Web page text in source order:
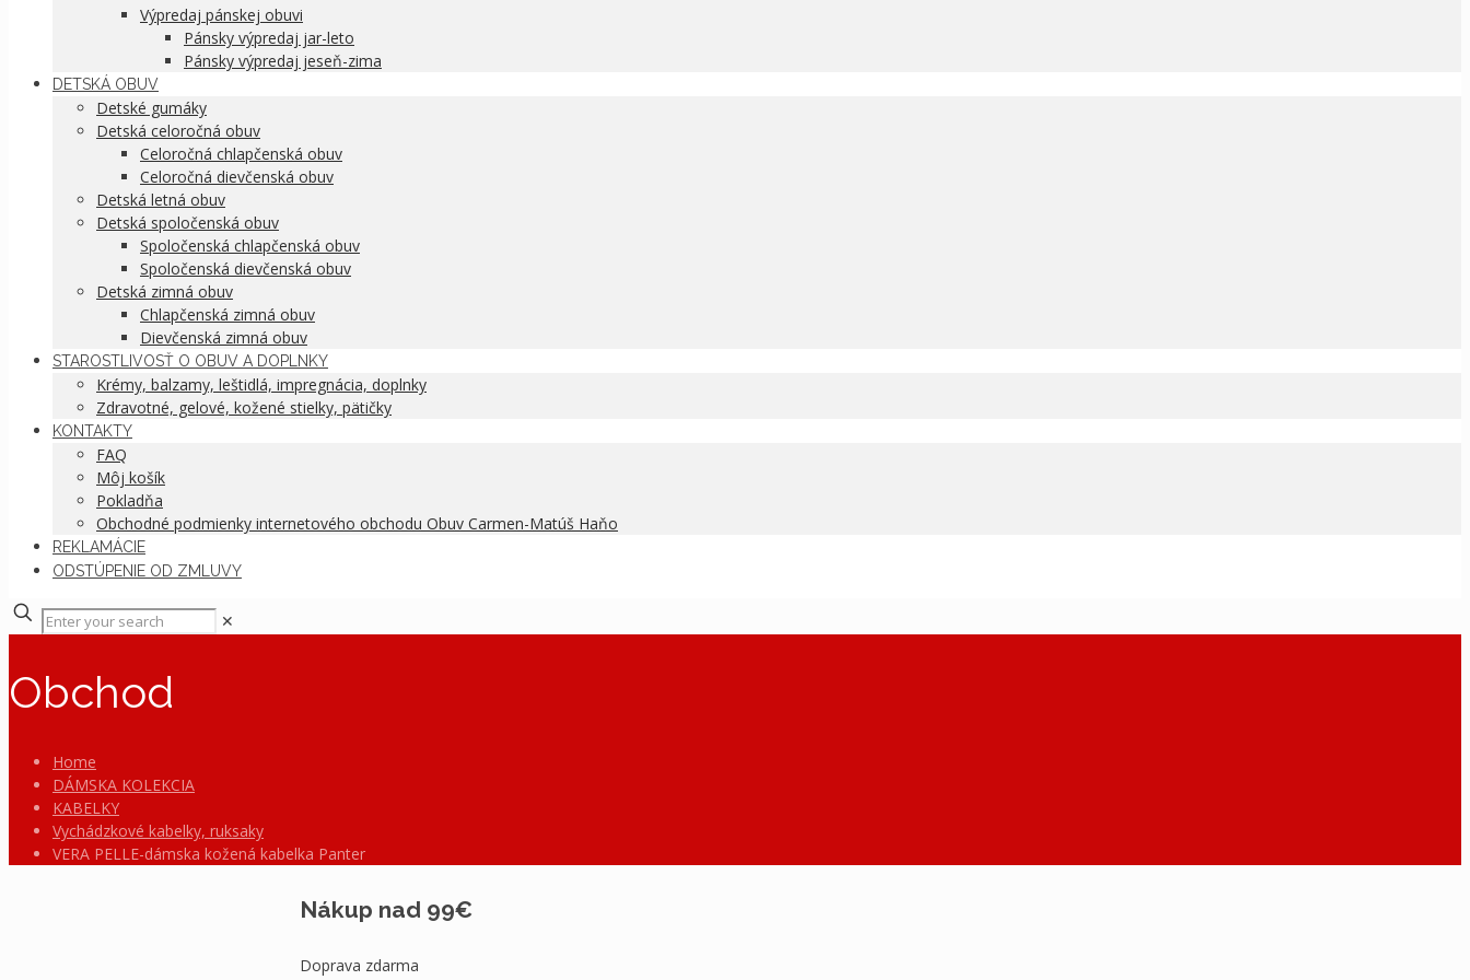
Výpredaj pánskej obuvi
Pánsky výpredaj jar-leto
Pánsky výpredaj jeseň-zima
DETSKÁ OBUV
Detské gumáky
Detská celoročná obuv
Celoročná chlapčenská obuv
Celoročná dievčenská obuv
Detská letná obuv
Detská spoločenská obuv
Spoločenská chlapčenská obuv
Spoločenská dievčenská obuv
Detská zimná obuv
Chlapčenská zimná obuv
Dievčenská zimná obuv
STAROSTLIVOSŤ O OBUV A DOPLNKY
Krémy, balzamy, leštidlá, impregnácia, doplnky
Zdravotné, gelové, kožené stielky, pätičky
KONTAKTY
FAQ
Môj košík
Pokladňa
Obchodné podmienky internetového obchodu Obuv Carmen-Matúš Haňo
REKLAMÁCIE
ODSTÚPENIE OD ZMLUVY
✕
Obchod
Home
DÁMSKA KOLEKCIA
KABELKY
Vychádzkové kabelky, ruksaky
VERA PELLE-dámska kožená kabelka Panter
Nákup nad 99€
Doprava zdarma